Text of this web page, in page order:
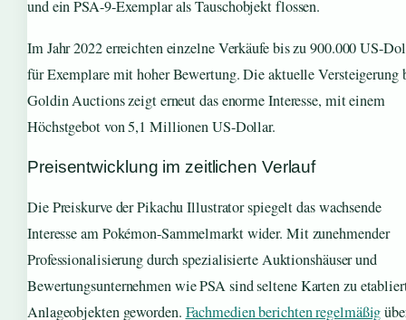
und ein PSA-9-Exemplar als Tauschobjekt flossen.
Im Jahr 2022 erreichten einzelne Verkäufe bis zu 900.000 US-
für Exemplare mit hoher Bewertung. Die aktuelle Versteigerung
Goldin Auctions zeigt erneut das enorme Interesse, mit einem
Höchstgebot von 5,1 Millionen US-Dollar.
Preisentwicklung im zeitlichen Verlauf
Die Preiskurve der Pikachu Illustrator spiegelt das wachsende
Interesse am Pokémon-Sammelmarkt wider. Mit zunehmender
Professionalisierung durch spezialisierte Auktionshäuser und
Bewertungsunternehmen wie PSA sind seltene Karten zu
Anlageobjekten geworden. Fachmedien berichten regelmäßig